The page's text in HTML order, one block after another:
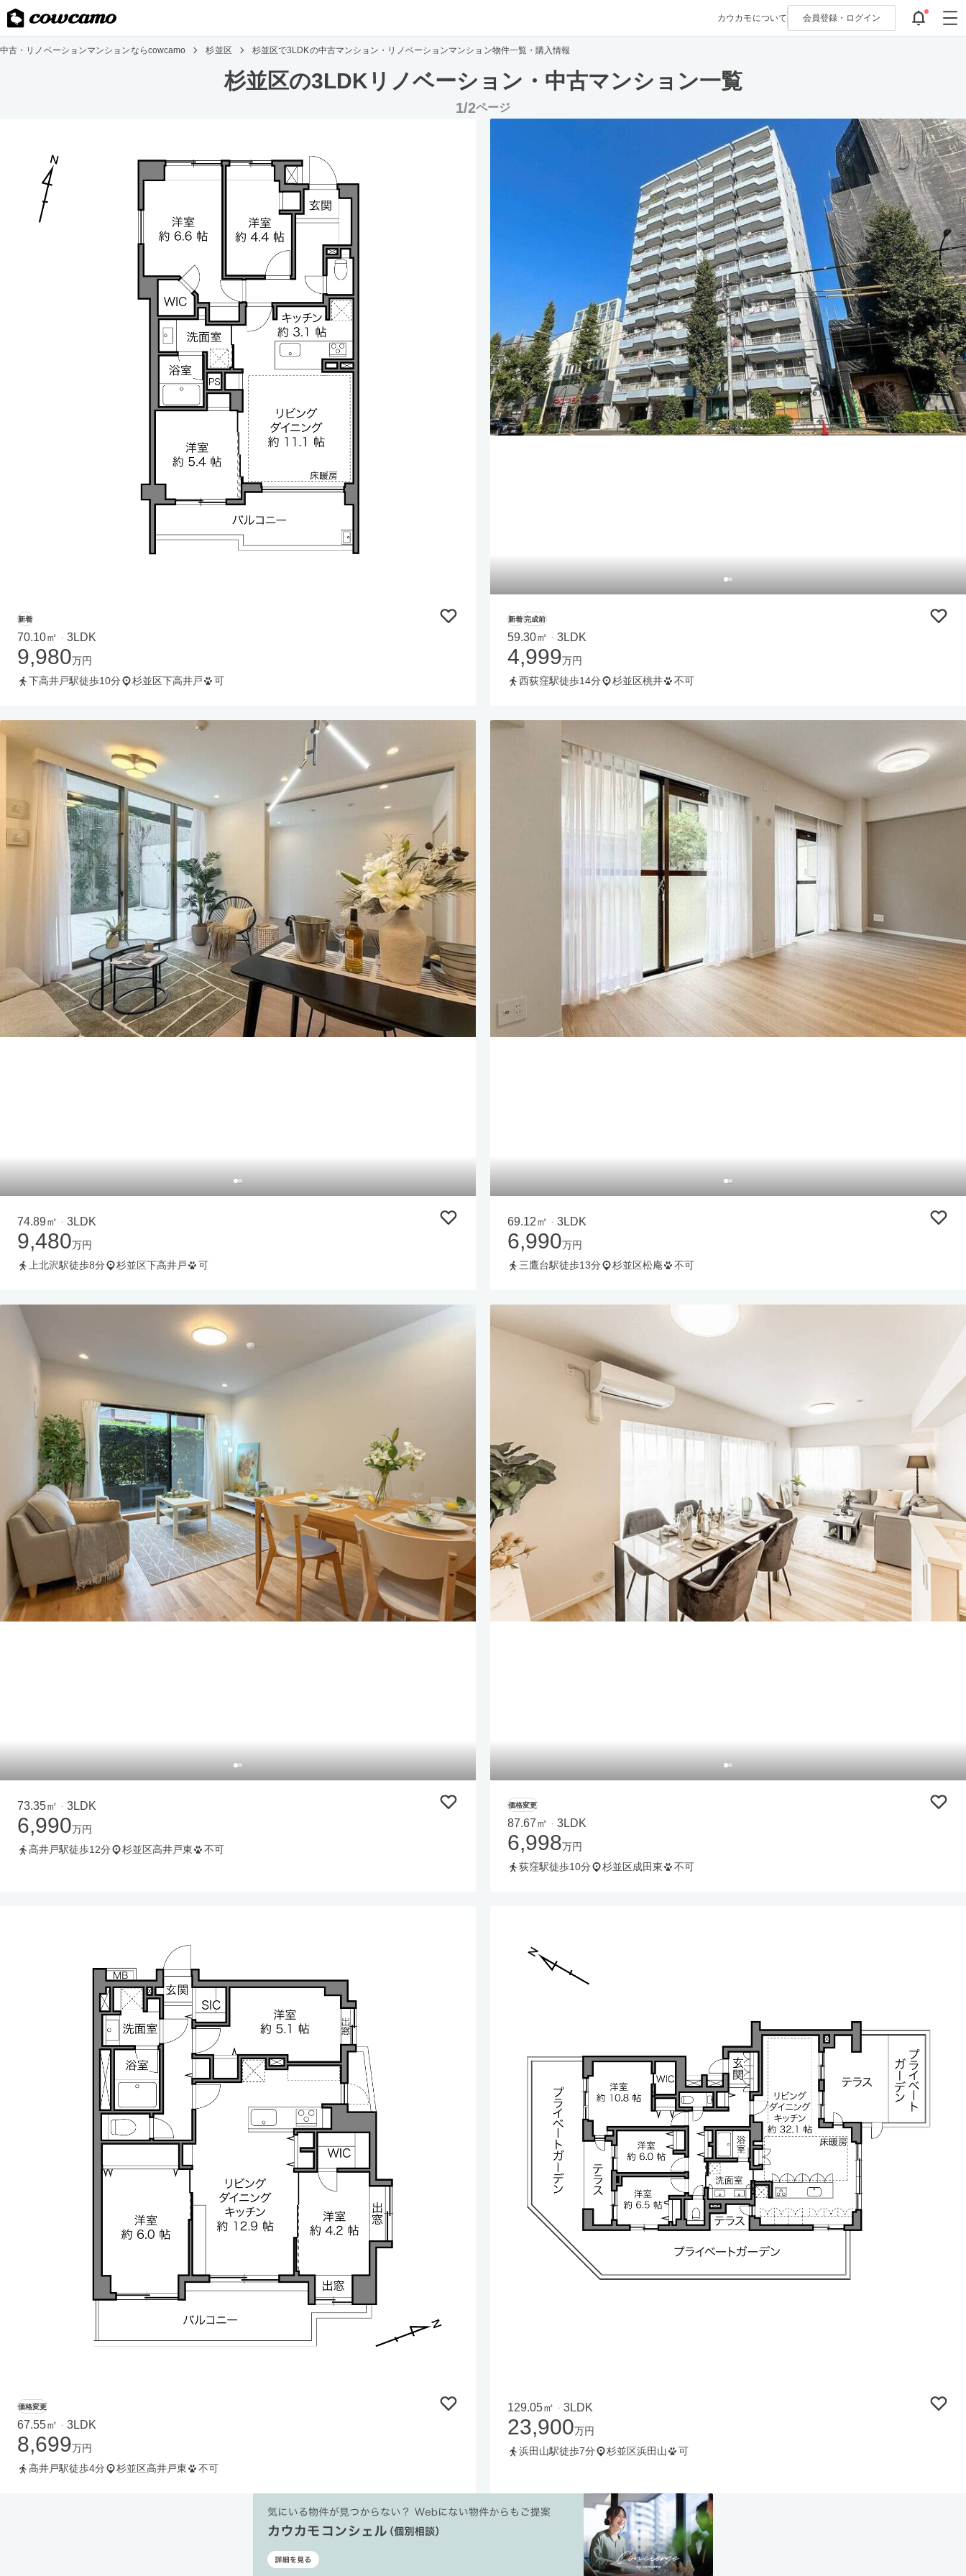
カウカモについて 会員登録・ ログイン
中古・リノベーションマンションならcowcamo 杉並区 杉並区で3LDKの中古マンション・リノベーションマンション物件一覧・購入情報
杉並区の3LDKリノベーション・中古マンション一覧
1/2ページ
新着
70.10㎡ ・ 3LDK
9,980万円
下高井戸駅徒歩10分
杉並区下高井戸 可
新着 完成前
59.30㎡ ・ 3LDK
4,999万円
西荻窪駅徒歩14分
杉並区桃井 不可
74.89㎡ ・ 3LDK
9,480万円
上北沢駅徒歩8分
杉並区下高井戸 可
69.12㎡ ・ 3LDK
6,990万円
三鷹台駅徒歩13分
杉並区松庵 不可
73.35㎡ ・ 3LDK
6,990万円
高井戸駅徒歩12分
杉並区高井戸東 不可
価格変更
87.67㎡ ・ 3LDK
6,998万円
荻窪駅徒歩10分
杉並区成田東 不可
価格変更
67.55㎡ ・ 3LDK
8,699万円
高井戸駅徒歩4分
杉並区高井戸東 不可
129.05㎡ ・ 3LDK
23,900万円
浜田山駅徒歩7分
杉並区浜田山 可